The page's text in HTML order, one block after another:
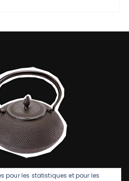
pour les statistiques et pour les